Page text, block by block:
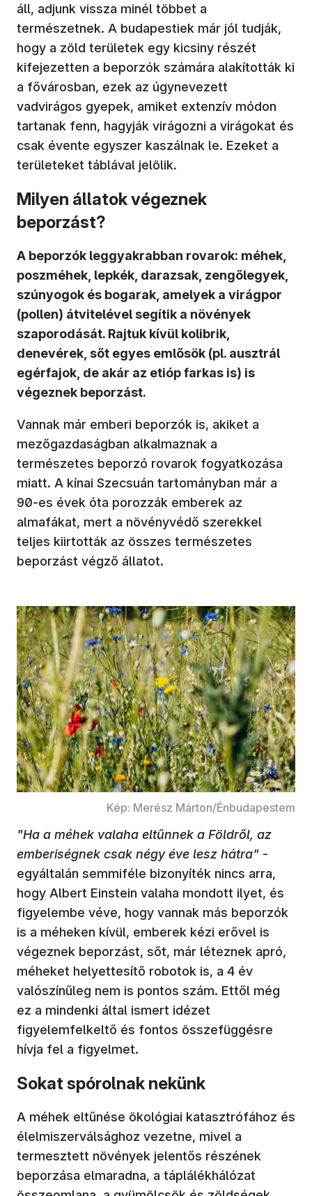
áll, adjunk vissza minél többet a
természetnek. A budapestiek már jól tudják,
hogy a zöld területek egy kicsiny részét
kifejezetten a beporzók számára alakították ki
a fővárosban, ezek az úgynevezett
vadvirágos gyepek, amiket extenzív módon
tartanak fenn, hagyják virágozni a virágokat és
csak évente egyszer kaszálnak le. Ezeket a
területeket táblával jelölik.
Milyen állatok végeznek
beporzást?
A beporzók leggyakrabban rovarok: méhek,
poszméhek, lepkék, darazsak, zengőlegyek,
szúnyogok és bogarak, amelyek a virágpor
(pollen) átvitelével segítik a növények
szaporodását. Rajtuk kívül kolibrik,
denevérek, sőt egyes emlősök (pl. ausztrál
egérfajok, de akár az etióp farkas is) is
végeznek beporzást.
Vannak már emberi beporzók is, akiket a
mezőgazdaságban alkalmaznak a
természetes beporzó rovarok fogyatkozása
miatt. A kínai Szecsuán tartományban már a
90-es évek óta porozzák emberek az
almafákat, mert a növényvédő szerekkel
teljes kiirtották az összes természetes
beporzást végző állatot.
Kép: Merész Márton/Énbudapestem
"Ha a méhek valaha eltűnnek a Földről, az
emberiségnek csak négy éve lesz hátra" -
egyáltalán semmiféle bizonyíték nincs arra,
hogy Albert Einstein valaha mondott ilyet, és
figyelembe véve, hogy vannak más beporzók
is a méheken kívül, emberek kézi erővel is
végeznek beporzást, sőt, már léteznek apró,
méheket helyettesítő robotok is, a 4 év
valószínűleg nem is pontos szám. Ettől még
ez a mindenki által ismert idézet
figyelemfelkeltő és fontos összefüggésre
hívja fel a figyelmet.
Sokat spórolnak nekünk
A méhek eltűnése ökológiai katasztrófához és
élelmiszerválsághoz vezetne, mivel a
termesztett növények jelentős részének
beporzása elmaradna, a táplálékhálózat